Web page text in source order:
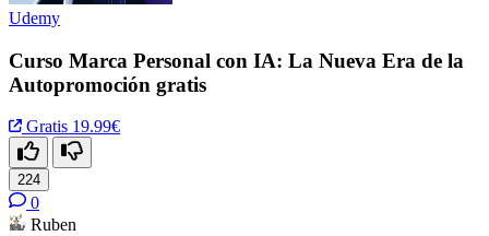
Udemy
Curso Marca Personal con IA: La Nueva Era de la
Autopromoción gratis
Gratis 19.99€
224
0
Ruben